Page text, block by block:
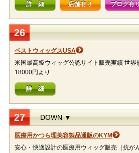
詳 細 店舗有り ブログ有
26
ベストウィッグスUSA
米国最高級ウィッグ公認サイト販売実績 世界
18000円より
詳 細
27 DOWN ▼
医療用かつら理美容製品通販のKYM
安心・快適設計の医療用ウィッグ販売（抗が